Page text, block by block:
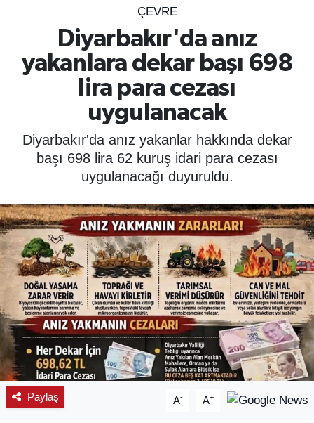
ÇEVRE
Diyarbakır'da anız
yakanlara dekar başı 698
lira para cezası
uygulanacak
Diyarbakır'da anız yakanlar hakkında dekar
başı 698 lira 62 kuruş idari para cezası
uygulanacağı duyuruldu.
Paylaş A- A+
ÇEVRE
YAŞAM
BİLİM - TEKNOLOJİ
KADIN
KÜLTÜR SANAT
MAGAZİN